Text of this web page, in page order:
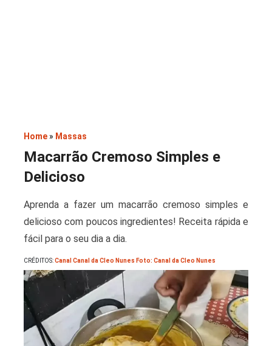
Home » Massas
Macarrão Cremoso Simples e
Delicioso
Aprenda a fazer um macarrão cremoso simples e
delicioso com poucos ingredientes! Receita rápida e
fácil para o seu dia a dia.
CRÉDITOS:Canal Canal da Cleo Nunes Foto: Canal da Cleo Nunes